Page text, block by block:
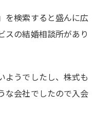
を検索すると盛んに広
スの結婚相談所があり
ようでしたし、株式も
な会社でしたので入会